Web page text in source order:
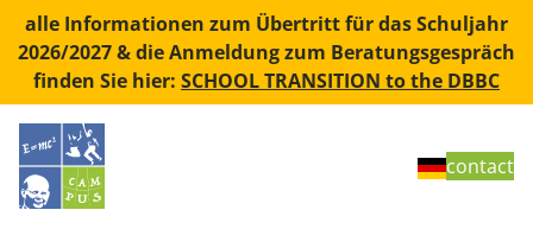
Skip to content
alle Informationen zum Übertritt für das Schuljahr
2026/2027 & die Anmeldung zum Beratungsgespräch
finden Sie hier: SCHOOL TRANSITION to the DBBC
contact